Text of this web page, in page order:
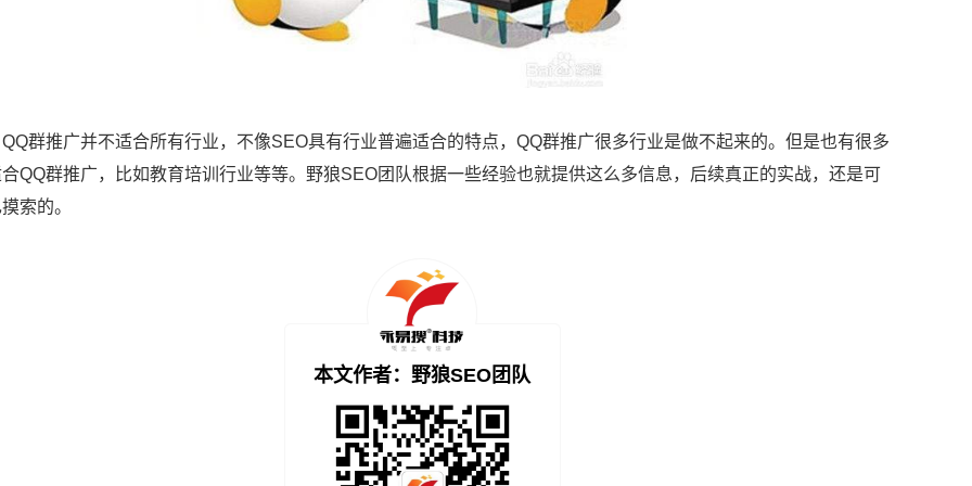
QQ群推广并不适合所有行业，不像SEO具有行业普遍适合的特点，QQ群推广很多行业是做不起来的。但是也有很多
QQ群推广，比如教育培训行业等等。野狼SEO团队根据一些经验也就提供这么多信息，后续真正的实战，还是可
索的。
本文作者：野狼SEO团队